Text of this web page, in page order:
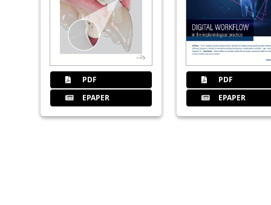
PDF
EPAPER
PDF
EPAPER